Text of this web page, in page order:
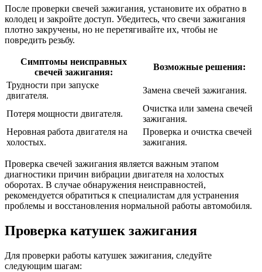
После проверки свечей зажигания, установите их обратно в
колодец и закройте доступ. Убедитесь, что свечи зажигания
плотно закручены, но не перетягивайте их, чтобы не
повредить резьбу.
Симптомы неисправных
свечей зажигания:
Возможные решения:
Трудности при запуске
двигателя.
Замена свечей зажигания.
Потеря мощности двигателя.
Очистка или замена свечей
зажигания.
Неровная работа двигателя на
холостых.
Проверка и очистка свечей
зажигания.
Проверка свечей зажигания является важным этапом
диагностики причин вибрации двигателя на холостых
оборотах. В случае обнаружения неисправностей,
рекомендуется обратиться к специалистам для устранения
проблемы и восстановления нормальной работы автомобиля.
Проверка катушек зажигания
Для проверки работы катушек зажигания, следуйте
следующим шагам: